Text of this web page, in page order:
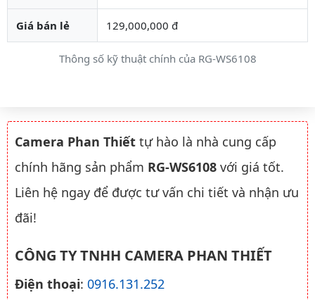
Thông số kỹ thuật chính của RG-WS6108
Giá bán lẻ 129,000,000 đ
Camera Phan Thiết tự hào là nhà cung cấp
chính hãng sản phẩm RG-WS6108 với giá tốt.
Liên hệ ngay để được tư vấn chi tiết và nhận ưu
đãi!
CÔNG TY TNHH CAMERA PHAN THIẾT
Điện thoại: 0916.131.252